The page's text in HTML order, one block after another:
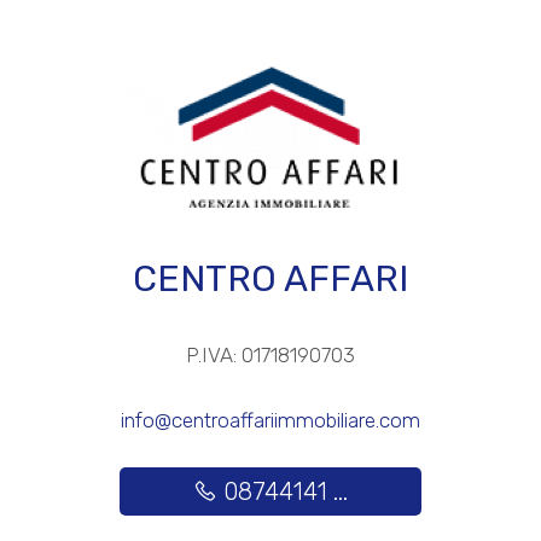
CENTRO AFFARI
P.IVA: 01718190703
info@centroaffariimmobiliare.com
08744141 ...
Balcone/Terrazzo